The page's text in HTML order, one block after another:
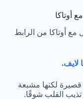
9 دقائق كامل مع أوتاكا من الرابط
لكنها مشبعة
القلب شوقًا.